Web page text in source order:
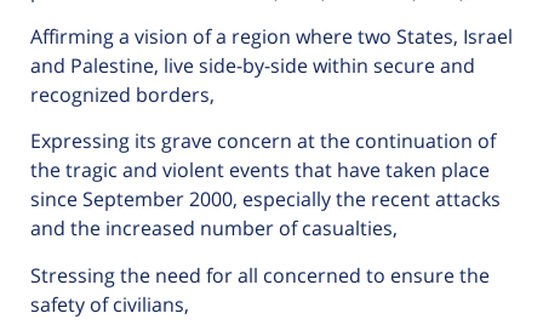
Affirming a vision of a region where two States, Israel
and Palestine, live side-by-side within secure and
recognized borders,
Expressing its grave concern at the continuation of
the tragic and violent events that have taken place
since September 2000, especially the recent attacks
and the increased number of casualties,
Stressing the need for all concerned to ensure the
safety of civilians,